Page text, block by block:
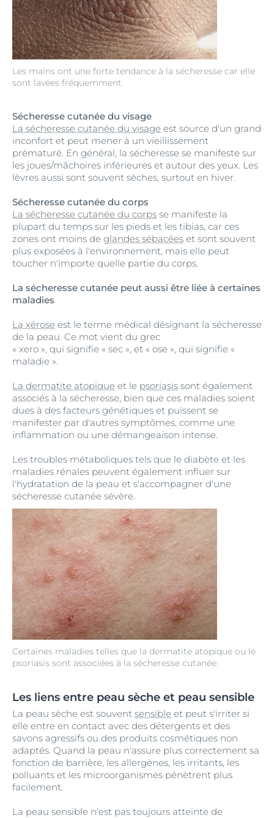
Les mains ont une forte tendance à la sécheresse car elle
sont lavées fréquemment.
Sécheresse cutanée du visage
La sécheresse cutanée du visage est source d'un grand
inconfort et peut mener à un vieillissement
prématuré. En général, la sécheresse se manifeste sur
les joues/mâchoires inférieures et autour des yeux. Les
lèvres aussi sont souvent sèches, surtout en hiver.
Sécheresse cutanée du corps
La sécheresse cutanée du corps se manifeste la
plupart du temps sur les pieds et les tibias, car ces
zones ont moins de glandes sébacées et sont souvent
plus exposées à l'environnement, mais elle peut
toucher n'importe quelle partie du corps.
Certaines maladies telles que la dermatite atopique ou le
psoriasis sont associées à la sécheresse cutanée.
La sécheresse cutanée peut aussi être liée à certaines
maladies
La xérose est le terme médical désignant la sécheresse
de la peau. Ce mot vient du grec
« xero », qui signifie « sec », et « ose », qui signifie «
maladie ».
La dermatite atopique et le psoriasis sont également
associés à la sécheresse, bien que ces maladies soient
dues à des facteurs génétiques et puissent se
manifester par d'autres symptômes, comme une
inflammation ou une démangeaison intense.
Les troubles métaboliques tels que le diabète et les
maladies rénales peuvent également influer sur
l'hydratation de la peau et s'accompagner d'une
sécheresse cutanée sévère.
Les liens entre peau sèche et peau sensible
La peau sèche est souvent sensible et peut s'irriter si
elle entre en contact avec des détergents et des
savons agressifs ou des produits cosmétiques non
adaptés. Quand la peau n'assure plus correctement sa
fonction de barrière, les allergènes, les irritants, les
polluants et les microorganismes pénètrent plus
facilement.
La peau sensible n'est pas toujours atteinte de